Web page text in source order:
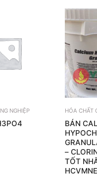
NGHIỆP HÓA CHẤT
BÁN
–
TỐT